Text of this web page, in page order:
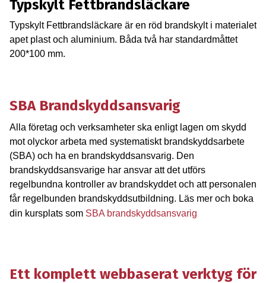
Typskylt Fettbrandsläckare
Typskylt Fettbrandsläckare är en röd brandskylt i materialet
apet plast och aluminium. Båda två har standardmåttet
200*100 mm.
SBA Brandskyddsansvarig
Alla företag och verksamheter ska enligt lagen om skydd
mot olyckor arbeta med systematiskt brandskyddsarbete
(SBA) och ha en brandskyddsansvarig. Den
brandskyddsansvarige har ansvar att det utförs
regelbundna kontroller av brandskyddet och att personalen
får regelbunden brandskyddsutbildning. Läs mer och boka
din kursplats som SBA brandskyddsansvarig
Ett komplett webbaserat verktyg för